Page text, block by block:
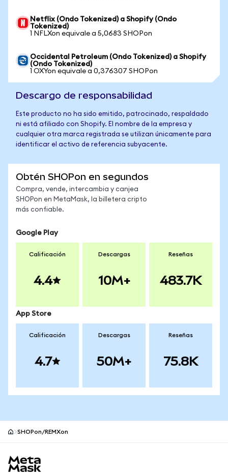
Netflix (Ondo Tokenized) a Shopify (Ondo
Tokenized)
1 NFLXon equivale a 5,0683 SHOPon
Occidental Petroleum (Ondo Tokenized) a Shopify
(Ondo Tokenized)
1 OXYon equivale a 0,376307 SHOPon
Descargo de responsabilidad
Este producto no ha sido emitido, patrocinado, respaldado
ni está afiliado con Shopify. El nombre de la empresa y
cualquier otra marca registrada se utilizan únicamente para
identificar el activo de referencia subyacente.
Obtén SHOPon en segundos
Compra, vende, intercambia y canjea
SHOPon en MetaMask, la billetera cripto
más confiable.
Google Play
Calificación
4.4
Descargas
10M+
Reseñas
483.7K
App Store
Calificación
4.7
Descargas
50M+
Reseñas
75.8K
SHOPon/REMXon